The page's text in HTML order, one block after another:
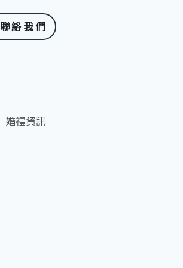
聯絡我們
婚禮資訊